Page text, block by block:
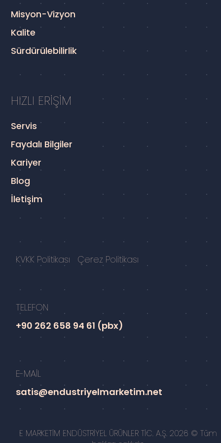
Misyon-Vizyon
Kalite
Sürdürülebilirlik
HIZLI ERİŞİM
Servis
Faydalı Bilgiler
Kariyer
Blog
İletişim
KVKK Politikası Çerez Politikası
TELEFON
+90 262 658 94 61 (pbx)
E-MAİL
satis@endustriyelmarketim.net
E MARKETİM ENDÜSTRİYEL ÜRÜNLER TİC. A.Ş. 2026 © Tüm